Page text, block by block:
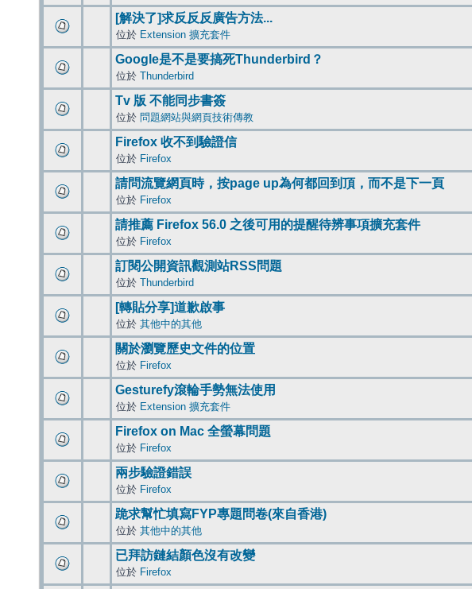
[解決了]求反反反廣告方法...
位於 Extension 擴充套件
Google是不是要搞死Thunderbird？
位於 Thunderbird
Tv 版 不能同步書簽
位於 問題網站與網頁技術傳教
Firefox 收不到驗證信
位於 Firefox
請問流覽網頁時，按page up為何都回到頂，而不是下一頁
位於 Firefox
請推薦 Firefox 56.0 之後可用的提醒待辨事項擴充套件
位於 Firefox
訂閱公開資訊觀測站RSS問題
位於 Thunderbird
[轉貼分享]道歉啟事
位於 其他中的其他
關於瀏覽歷史文件的位置
位於 Firefox
Gesturefy滾輪手勢無法使用
位於 Extension 擴充套件
Firefox on Mac 全螢幕問題
位於 Firefox
兩步驗證錯誤
位於 Firefox
跪求幫忙填寫FYP專題問卷(來自香港)
位於 其他中的其他
已拜訪鏈結顏色沒有改變
位於 Firefox